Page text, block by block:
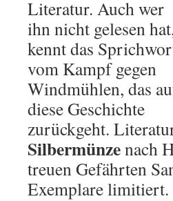
Literatur. Auch wer
ihn nicht gelesen
kennt das
vom Kampf gegen
Windmühlen, das
diese Geschichte
zurückgeht.
Silbermünzenach
treuen Gefährten
Exemplare limitiert.